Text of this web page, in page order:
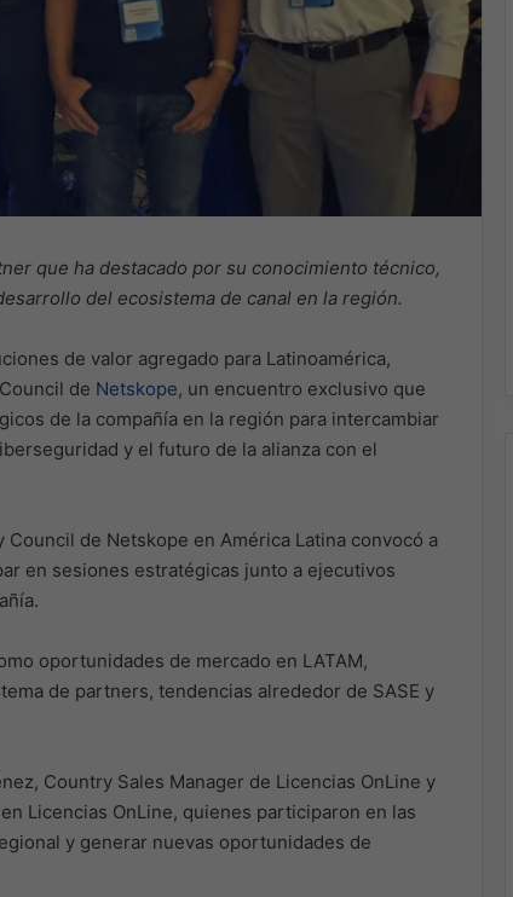
que ha destacado por su conocimiento técnico,
del ecosistema de canal en la región.
de valor agregado para Latinoamérica,
de Netskope, un encuentro exclusivo que
de la compañía en la región para intercambiar
y el futuro de la alianza con el
de Netskope en América Latina convocó a
en sesiones estratégicas junto a ejecutivos
oportunidades de mercado en LATAM,
de partners, tendencias alrededor de SASE y
Country Sales Manager de Licencias OnLine y
Licencias OnLine, quienes participaron en las
y generar nuevas oportunidades de